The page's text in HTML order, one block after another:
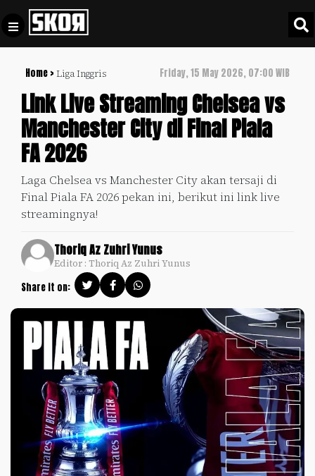
Home > Liga Inggris Friday, 15 May 2026, 07:00 WIB
Link Live Streaming Chelsea vs
Manchester City di Final Piala
FA 2026
Laga Chelsea vs Manchester City akan tersaji di
Final Piala FA 2026 pekan ini, berikut ini link live
streamingnya!
Thoriq Az Zuhri Yunus
Editor : Thoriq Az Zuhri Yunus
Share it on:
Football +
Culture +
Update
+
Timnas
Indonesia
SKOR
SPECIAL
Video
Policy
Pedoman
Pemberitaan
Media
Siber
Kami